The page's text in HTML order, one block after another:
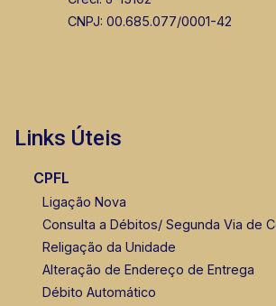
CNPJ: 00.685.077/0001-42
Links Úteis
CPFL
Ligação Nova
Consulta a Débitos/ Segunda Via de
Religação da Unidade
Alteração de Endereço de Entrega
Débito Automático